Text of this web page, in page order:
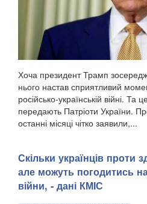
Хоча президент Трамп
нього настав сприятливий
російсько-українській війні.
передають Патріоти України.
останні місяці чітко заявили,...
Скільки українців проти
але можуть погодитись
війни, - дані КМІС